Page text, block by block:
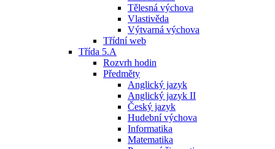
Tělesná výchova
Vlastivěda
Výtvarná výchova
Třídní web
Třída 5.A
Rozvrh hodin
Předměty
Anglický jazyk
Anglický jazyk II
Český jazyk
Hudební výchova
Informatika
Matematika